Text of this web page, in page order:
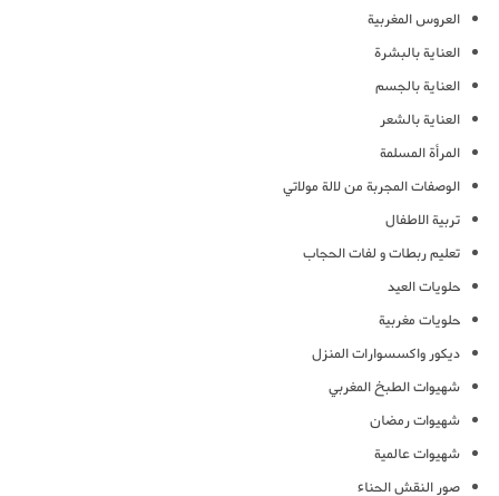
العروس المغربية
العناية بالبشرة
العناية بالجسم
العناية بالشعر
المرأة المسلمة
الوصفات المجربة من لالة مولاتي
تربية الاطفال
تعليم ربطات و لفات الحجاب
حلويات العيد
حلويات مغربية
ديكور واكسسوارات المنزل
شهيوات الطبخ المغربي
شهيوات رمضان
شهيوات عالمية
صور النقش الحناء